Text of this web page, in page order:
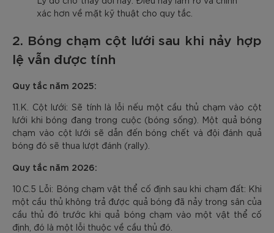
xác hơn về mặt kỹ thuật cho quy tắc.
2. Bóng chạm cột lưới sau khi nảy hợp
lệ vẫn được tính
Quy tắc năm 2025:
11.K. Cột lưới: Sẽ tính là lỗi nếu một cầu thủ chạm vào cột
lưới khi bóng đang trong cuộc (bóng sống). Một quả bóng
chạm vào cột lưới sẽ dẫn đến bóng chết và đội đánh quả
bóng đó sẽ thua lượt đánh (rally).
Quy tắc năm 2026:
10.C.5 Lỗi: Bóng chạm vật thể cố định sau khi chạm đất: Khi
một cầu thủ không trả được quả bóng đã nảy trong sân của
cầu thủ đó trước khi quả bóng chạm vào một vật thể cố
định, đó là một lỗi thuộc về cầu thủ đó.